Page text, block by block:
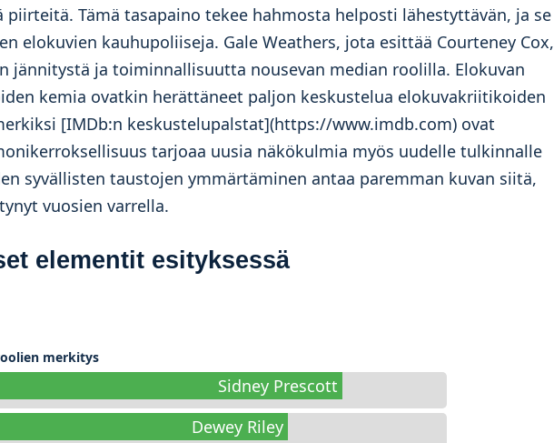
Tämä tasapaino tekee hahmosta helposti lähestyttävän, ja se
elokuvien kauhupoliiseja. Gale Weathers, jota esittää Courteney Cox,
jännitystä ja toiminnallisuutta nousevan median roolilla. Elokuvan
kemia ovatkin herättäneet paljon keskustelua elokuvakriitikoiden
[IMDb:n keskustelupalstat](https://www.imdb.com) ovat
tarjoaa uusia näkökulmia myös uudelle tulkinnalle
syvällisten taustojen ymmärtäminen antaa paremman kuvan siitä,
vuosien varrella.
elementit esityksessä
merkitys
Sidney Prescott
Dewey Riley